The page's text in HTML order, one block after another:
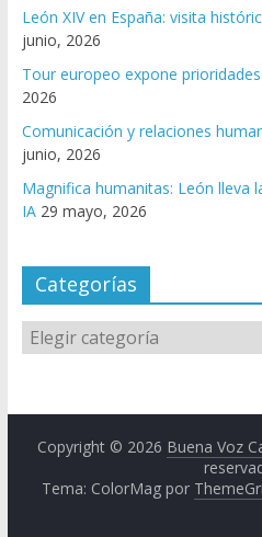
León XIV en España: visita
junio, 2026
Tour europeo expone
2026
Comunicación y relaciones
junio, 2026
Magnifica humanitas: León lleva
IA 29 mayo, 2026
Categorías
Copyright © 2026 Buena Voz
Tema: ColorMag por